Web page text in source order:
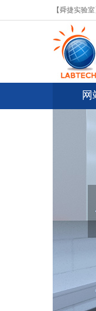
【舜捷实验
网